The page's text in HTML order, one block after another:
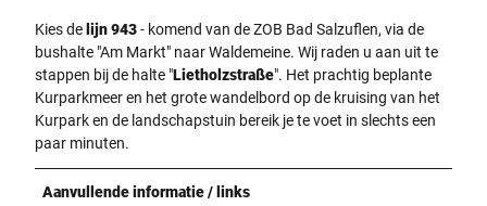
Kies de lijn 943- komend van de ZOB Bad Salzuflen, via de
bushalte "Am Markt" naar Waldemeine. Wij raden u aan uit te
stappen bij de halte "Lietholzstraße". Het prachtig beplante
Kurparkmeer en het grote wandelbord op de kruising van het
Kurpark en de landschapstuin bereik je te voet in slechts een
paar minuten.
Aanvullende informatie / links